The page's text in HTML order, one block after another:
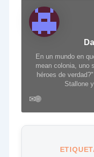
En un mundo en
mean colonia, uno
héroes de
Stallone
✉🌐